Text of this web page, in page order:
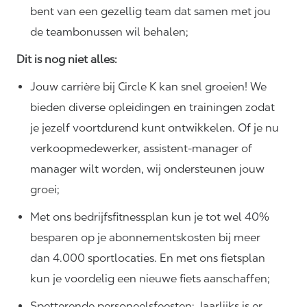
bent van een gezellig team dat samen met jou
de teambonussen wil behalen;
Dit is nog niet alles:
Jouw carrière bij Circle K kan snel groeien! We
bieden diverse opleidingen en trainingen zodat
je jezelf voortdurend kunt ontwikkelen. Of je nu
verkoopmedewerker, assistent-manager of
manager wilt worden, wij ondersteunen jouw
groei;
Met ons bedrijfsfitnessplan kun je tot wel 40%
besparen op je abonnementskosten bij meer
dan 4.000 sportlocaties. En met ons fietsplan
kun je voordelig een nieuwe fiets aanschaffen;